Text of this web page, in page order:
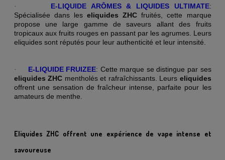
· E-LIQUIDE ARÔMES & LIQUIDES ULTIMATE:
Spécialisée dans les eliquides ZHC fruités, cette marque
propose une large gamme de saveurs allant des fruits
tropicaux aux fruits rouges en passant par les agrumes. Leurs
eliquides sont réputés pour leur authenticité et leur intensité.
· E-LIQUIDE FRUIZEE: Cette marque se distingue par ses
eliquides ZHC mentholés et rafraîchissants. Leurs eliquides
offrent une sensation de fraîcheur intense, parfaite pour les
amateurs de menthe.
Eliquides ZHC offrent une expérience de vape intense et
savoureuse